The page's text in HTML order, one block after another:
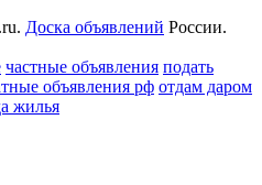
Доска объявлений России.
частные объявления подать
объявления рф отдам даром
жилья